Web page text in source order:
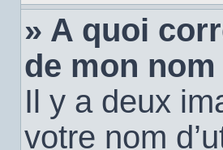
» A quoi
de mon
Il y a deux
votre nom